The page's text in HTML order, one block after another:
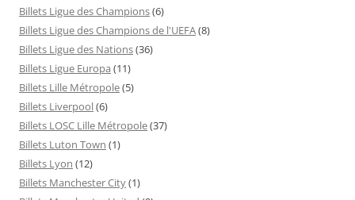
Billets Ligue des Champions(6)
Billets Ligue des Champions de l'UEFA(8)
Billets Ligue des Nations(36)
Billets Ligue Europa (11)
Billets Lille Métropole(5)
Billets Liverpool(6)
Billets LOSC Lille Métropole(37)
Billets Luton Town (1)
Billets Lyon (12)
Billets Manchester City(1)